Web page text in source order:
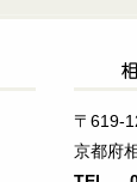
〒619-
京都府